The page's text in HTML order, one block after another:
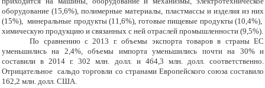
оборудование (15,6%), полимерные материалы, пластмассы и изделия из них
(15%), минеральные продукты (11,6%), готовые пищевые продукты (10,4%),
химическую продукцию и связанных с ней отраслей промышленности (9,5%).
По сравнению с 2013 г. объемы экспорта товаров в страны ЕС
уменьшились на 2,4%, объемы импорта уменьшились почти на 30% и
составили в 2014 г. 302 млн. долл. и 464,3 млн. долл. соответственно.
Отрицательное сальдо торговли со странами Европейского союза составило
162,2 млн. долл. США.